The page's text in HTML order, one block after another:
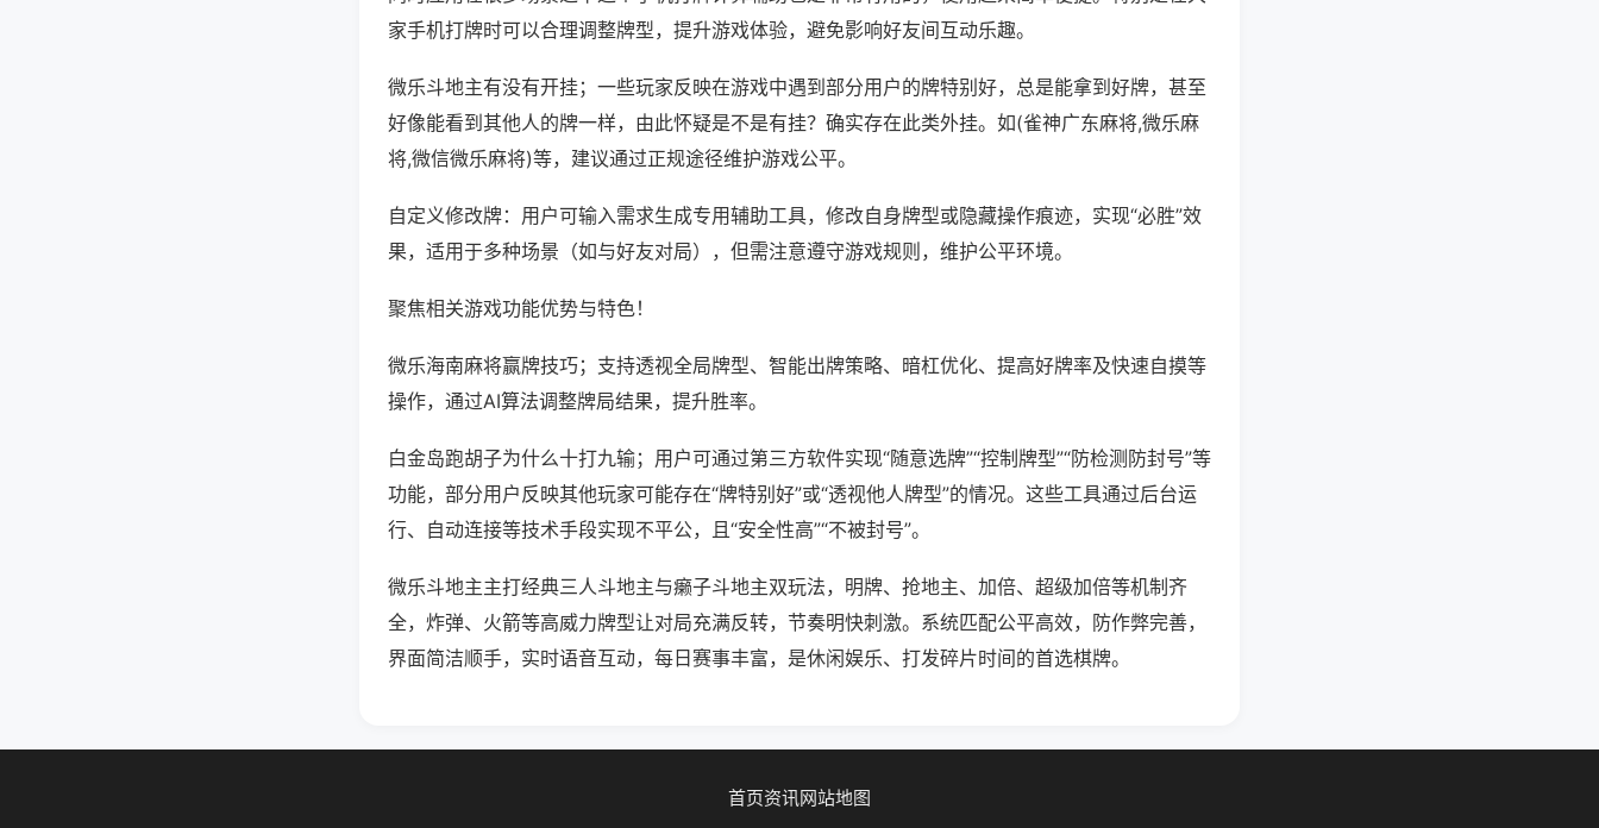
家手机打牌时可以合理调整牌型，提升游戏体验，避免影响好友间互动乐趣。
微乐斗地主有没有开挂；一些玩家反映在游戏中遇到部分用户的牌特别好，总是能拿到好牌，甚至
好像能看到其他人的牌一样，由此怀疑是不是有挂？确实存在此类外挂。如(雀神广东麻将,微乐麻
将,微信微乐麻将)等，建议通过正规途径维护游戏公平。
自定义修改牌：用户可输入需求生成专用辅助工具，修改自身牌型或隐藏操作痕迹，实现“必胜”效
果，适用于多种场景（如与好友对局），但需注意遵守游戏规则，维护公平环境。
聚焦相关游戏功能优势与特色！
微乐海南麻将赢牌技巧；支持透视全局牌型、智能出牌策略、暗杠优化、提高好牌率及快速自摸等
操作，通过AI算法调整牌局结果，提升胜率。
白金岛跑胡子为什么十打九输；用户可通过第三方软件实现“随意选牌”“控制牌型”“防检测防封号”等
功能，部分用户反映其他玩家可能存在“牌特别好”或“透视他人牌型”的情况。这些工具通过后台运
行、自动连接等技术手段实现不平公，且“安全性高”“不被封号”。
微乐斗地主主打经典三人斗地主与癞子斗地主双玩法，明牌、抢地主、加倍、超级加倍等机制齐
全，炸弹、火箭等高威力牌型让对局充满反转，节奏明快刺激。系统匹配公平高效，防作弊完善，
界面简洁顺手，实时语音互动，每日赛事丰富，是休闲娱乐、打发碎片时间的首选棋牌。
首页资讯网站地图